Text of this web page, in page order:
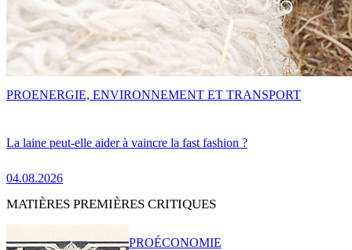
La laine peut-elle aider à vaincre la fast fashion ?
04.08.2026
PROENERGIE, ENVIRONNEMENT ET TRANSPORT
MATIÈRES PREMIÈRES CRITIQUES
PROÉCONOMIE